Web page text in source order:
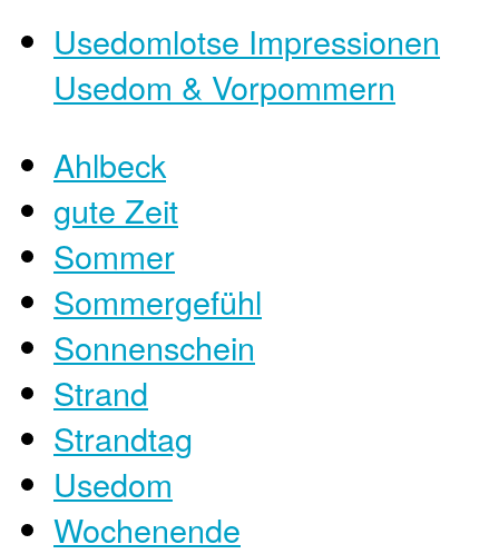
Usedomlotse Impressionen
Usedom & Vorpommern
Ahlbeck
gute Zeit
Sommer
Sommergefühl
Sonnenschein
Strand
Strandtag
Usedom
Wochenende